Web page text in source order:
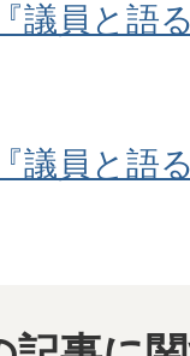
議員と語
議員と語